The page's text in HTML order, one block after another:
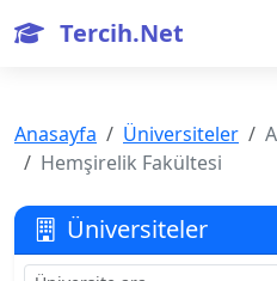
Tercih.Net
Anasayfa Üniversiteler
Hemşirelik Fakültesi
Üniversiteler